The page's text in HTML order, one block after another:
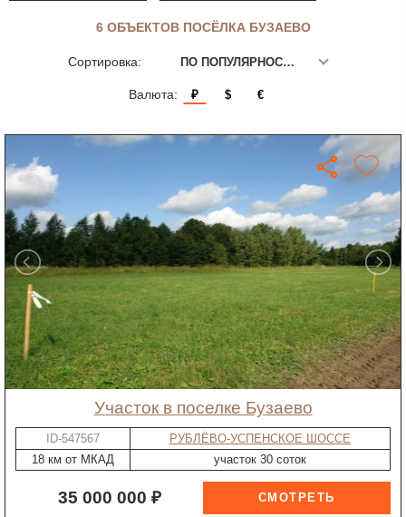
6 ОБЪЕКТОВ ПОСЁЛКА БУЗАЕВО
Сортировка: ПО ПОПУЛЯРНОСТИ
Валюта: ₽ $ €
участок в поселке Бузаево
ID-547567
РУБЛЁВО-УСПЕНСКОЕ ШОССЕ
18 км от МКАД
участок 30 соток
35 000 000 ₽